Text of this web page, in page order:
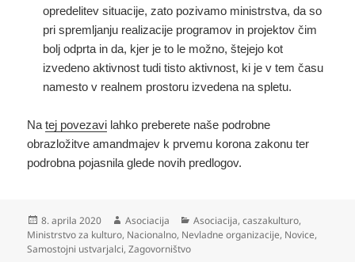
opredelitev situacije, zato pozivamo ministrstva, da so
pri spremljanju realizacije programov in projektov čim
bolj odprta in da, kjer je to le možno, štejejo kot
izvedeno aktivnost tudi tisto aktivnost, ki je v tem času
namesto v realnem prostoru izvedena na spletu.
Natej povezavi lahko preberete naše podrobne
obrazložitve amandmajev k prvemu korona zakonu ter
podrobna pojasnila glede novih predlogov.
Objavljeno
dne
8. aprila 2020 Avtor
Asociacija Kategorije
Asociacija,caszakulturo,
Ministrstvo za kulturo, Nacionalno, Nevladne organizacije, Novice,
Samostojni ustvarjalci,Zagovorništvo